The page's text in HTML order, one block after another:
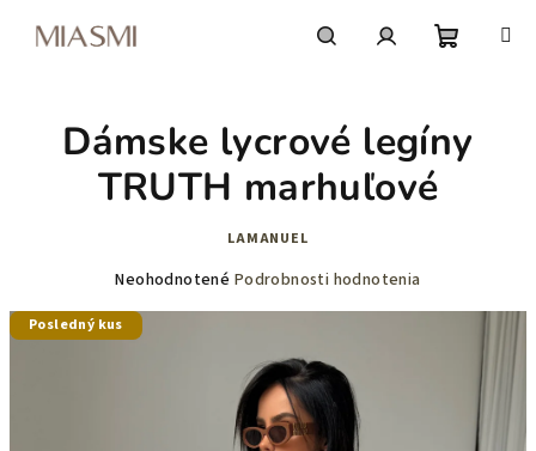
košík
Dámske lycrové legíny
TRUTH marhuľové
LAMANUEL
Priemerné
produktu
Neohodnotené Podrobnosti hodnotenia
Posledný kus